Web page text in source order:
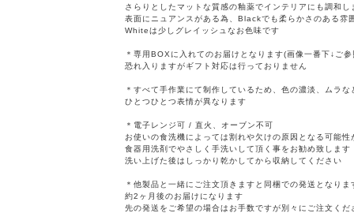
さらりとしたマットな質感の釉薬でインテリアにも調和し
表面にニュアンスがある為、Blackでも柔らかさのある雰
Whiteは少しグレイッシュなお色味です
＊専用BOXに入れてのお届けとなります(画像一番下↓ご
恐れ入りますがギフト対応は行っておりません
＊すべて手作業にて制作しているため、色の濃淡、ムラな
ひとつひとつ表情が異なります
＊電子レンジ可 / 直火、オーブン不可
お使いの食洗機によっては割れや欠けの原因となる可能性
食器用洗剤でやさしく手洗いして頂く事をお勧め致します
洗い上げた後はしっかり乾かしてから収納してください
＊他製品と一緒にご注文頂きますと同梱での発送となりま
約2ヶ月後のお届けになります
先の発送をご希望の場合はお手数ですが別々にご注文くだ